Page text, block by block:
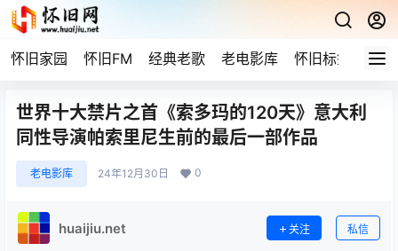
怀旧家园 怀旧FM 经典老歌 老电影库 怀旧标签 网
世界十大禁片之首《索多玛的120天》意大利
同性导演帕索里尼生前的最后一部作品
老电影库 24年12月30日 0
huaijiu.net 关注 私信